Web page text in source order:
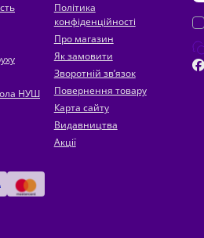
НУШ
Політика
конфіденційності
Про магазин
Як замовити
Зворотній зв’язок
Повернення товару
Карта сайту
Видавництва
Акції